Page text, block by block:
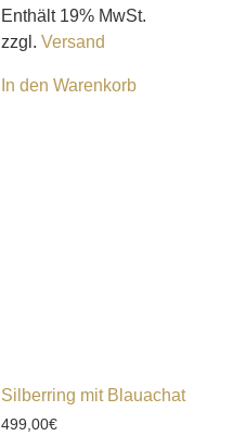
Enthält 19% MwSt.
zzgl. Versand
In den Warenkorb
Silberring mit Blauachat
499,00€